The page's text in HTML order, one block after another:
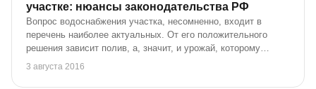
участке: нюансы законодательства РФ
Вопрос водоснабжения участка, несомненно, входит в
перечень наиболее актуальных. От его положительного
решения зависит полив, а, значит, и урожай, которому
можно будет порадоваться ближайшей осенью. После работ
3 августа 2016